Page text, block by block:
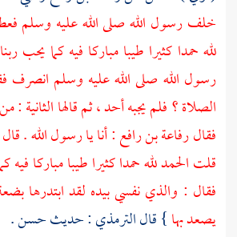
خلف رسول الله صلى الله عليه وسلم
لله حمدا كثيرا طيبا مباركا فيه كما يحب
رسول الله صلى الله عليه وسلم انصرف
الصلاة ؟ فلم يجبه أحد ، ثم قالها الثانية :
فقالرفاعة بن رافع: أنا يا رسول الله .
قلت الحمد لله حمدا كثيرا طيبا مباركا
فقال : والذي نفسي بيده لقد ابتدرها
يصعد بها} قالالترمذي: حديث حسن .